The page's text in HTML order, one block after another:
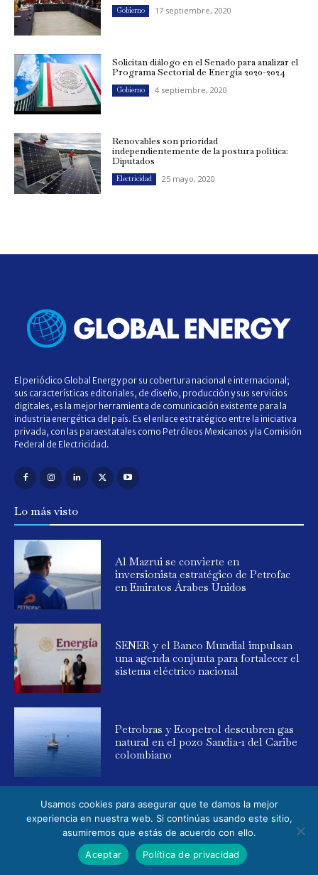
Gobierno 17 septiembre, 2020
Solicitan diálogo en el Senado para analizar el
Programa Sectorial de Energía 2020-2024
Gobierno 4 septiembre, 2020
Renovables son prioridad
independientemente de la postura política:
Diputados
Electricidad 25 mayo, 2020
El periódico Global Energy por su cobertura nacional e internacional;
sus características editoriales, de diseño, producción y sus servicios
digitales, es la mejor herramienta de comunicación existente para la
industria energética del país. Es el enlace estratégico entre la iniciativa
privada, con las paraestatales como Petróleos Mexicanos y la Comisión
Federal de Electricidad.
Lo más visto
Al Mazrui se convierte en
inversionista estratégico de Petrofac
en Emiratos Árabes Unidos
SENER y el Banco Mundial impulsan
una agenda conjunta para fortalecer el
sistema eléctrico nacional
Petrobras y Ecopetrol descubren gas
natural en el pozo Sandía-1 del Caribe
colombiano
© 2025 Global Energy. Todos los derechos reservados. Powered by
Elemental Media
Usamos cookies para asegurar que te damos la mejor
experiencia en nuestra web. Si continúas usando este sitio,
asumiremos que estás de acuerdo con ello.
Aceptar
Política de privacidad